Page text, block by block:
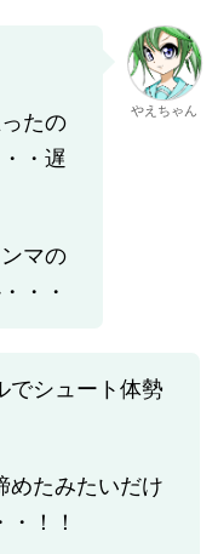
たの
・遅
マの
・・
やえちゃん
でシュート体勢
めたみたいだけ
！！